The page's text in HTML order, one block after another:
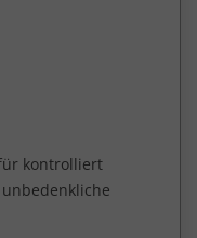
kontrolliert